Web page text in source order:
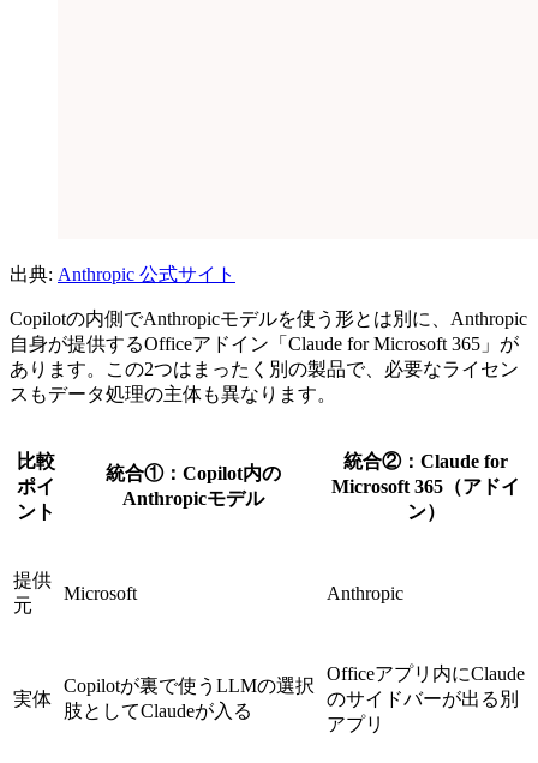
出典: Anthropic 公式サイト
Copilotの内側でAnthropicモデルを使う形とは別に、Anthropic
自身が提供するOfficeアドイン「Claude for Microsoft 365」が
あります。この2つはまったく別の製品で、必要なライセン
スもデータ処理の主体も異なります。
比較
ポイ
ント
統合①：Copilot内の
Anthropicモデル
統合②：Claude for
Microsoft 365（アドイ
ン）
提供
元
Microsoft Anthropic
実体
Copilotが裏で使うLLMの選択
肢としてClaudeが入る
Officeアプリ内にClaude
のサイドバーが出る別
アプリ